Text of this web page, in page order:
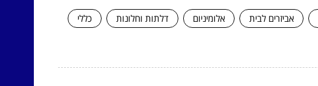
אביזרים לבית אלומיניום דלתות וחלונות
כללי